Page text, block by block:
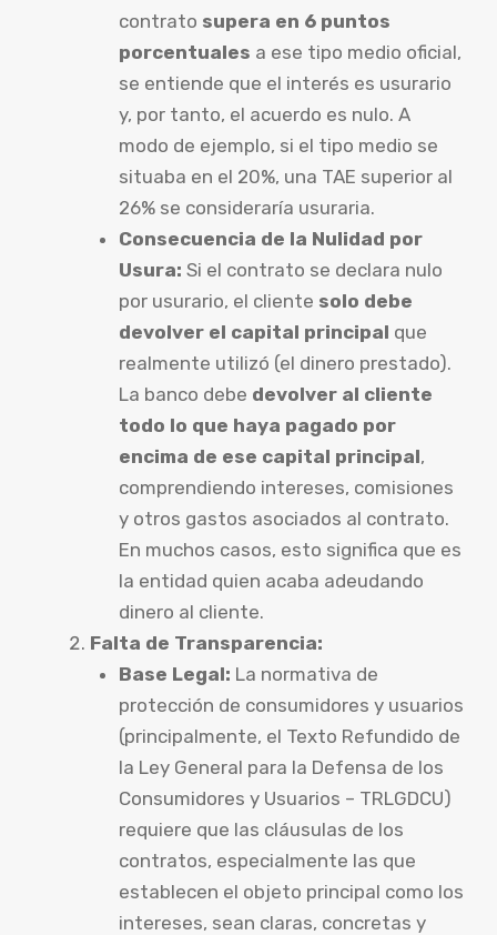
contrato supera en 6 puntos
porcentuales a ese tipo medio oficial,
se entiende que el interés es usurario
y, por tanto, el acuerdo es nulo. A
modo de ejemplo, si el tipo medio se
situaba en el 20%, una TAE superior al
26% se consideraría usuraria.
Consecuencia de la Nulidad por
Usura: Si el contrato se declara nulo
por usurario, el cliente solo debe
devolver el capital principal que
realmente utilizó (el dinero prestado).
La banco debe devolver al cliente
todo lo que haya pagado por
encima de ese capital principal,
comprendiendo intereses, comisiones
y otros gastos asociados al contrato.
En muchos casos, esto significa que es
la entidad quien acaba adeudando
dinero al cliente.
Falta de Transparencia:
Base Legal: La normativa de
protección de consumidores y usuarios
(principalmente, el Texto Refundido de
la Ley General para la Defensa de los
Consumidores y Usuarios – TRLGDCU)
requiere que las cláusulas de los
contratos, especialmente las que
establecen el objeto principal como los
intereses, sean claras, concretas y